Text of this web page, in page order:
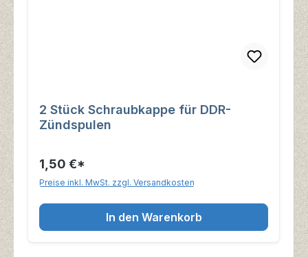
2 Stück Schraubkappe für DDR-
Zündspulen
1,50 €*
Preise inkl. MwSt. zzgl. Versandkosten
In den Warenkorb